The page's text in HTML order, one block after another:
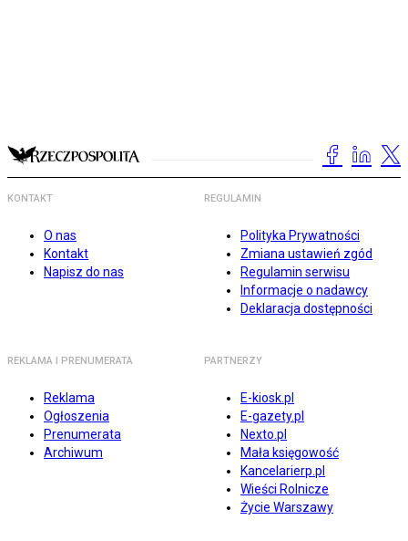
KONTAKT
O nas
Kontakt
Napisz do nas
REGULAMIN
Polityka Prywatności
Zmiana ustawień zgód
Regulamin serwisu
Informacje o nadawcy
Deklaracja dostępności
REKLAMA I PRENUMERATA
Reklama
Ogłoszenia
Prenumerata
Archiwum
PARTNERZY
E-kiosk.pl
E-gazety.pl
Nexto.pl
Mała księgowość
Kancelarierp.pl
Wieści Rolnicze
Życie Warszawy